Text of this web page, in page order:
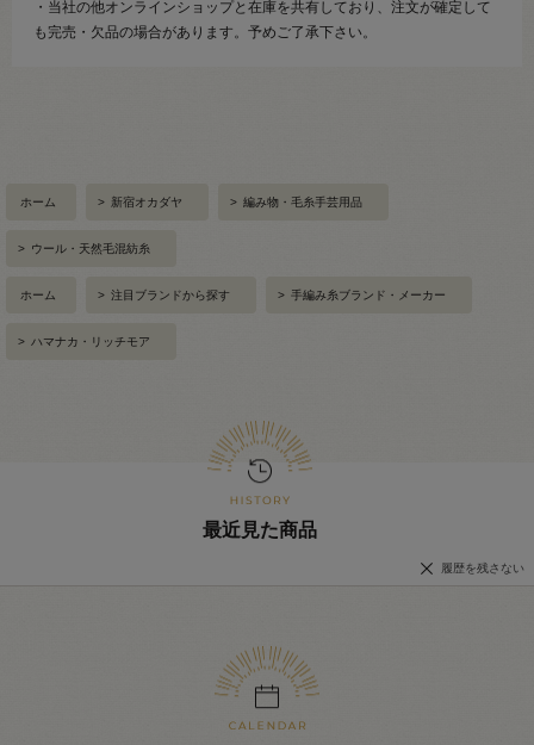
・当社の他オンラインショップと在庫を共有しており、注文が確定して
も完売・欠品の場合があります。予めご了承下さい。
ホーム > 新宿オカダヤ > 編み物・毛糸手芸用品
> ウール・天然毛混紡糸
ホーム > 注目ブランドから探す > 手編み糸ブランド・メーカー
> ハマナカ・リッチモア
最近見た商品
履歴を残さない